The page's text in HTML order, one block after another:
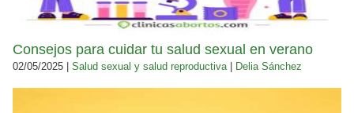
Consejos para cuidar tu salud sexual en verano
02/05/2025 | Salud sexual y salud reproductiva Delia Sánchez